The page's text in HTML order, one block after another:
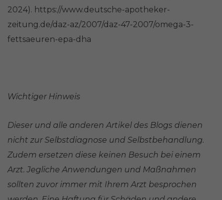
2024). https://www.deutsche-apotheker-
zeitung.de/daz-az/2007/daz-47-2007/omega-3-
fettsaeuren-epa-dha
Wichtiger Hinweis
Dieser und alle anderen Artikel des Blogs dienen
nicht zur Selbstdiagnose und Selbstbehandlung.
Zudem ersetzen diese keinen Besuch bei einem
Arzt. Jegliche Anwendungen und Maßnahmen
sollten zuvor immer mit Ihrem Arzt besprochen